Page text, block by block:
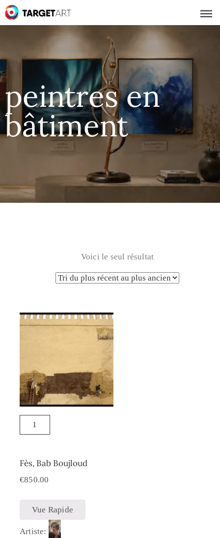
peintres en
bâtiment
Voici le seul résultat
Fès, Bab Bou­j­loud
€850.00
Vue Rapide
Artiste: